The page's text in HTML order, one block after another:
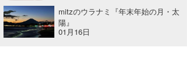
mitzのウラナミ『年末年始の月・太
陽』
01月16日